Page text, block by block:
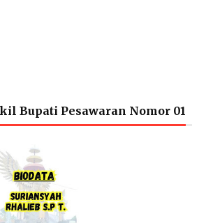
Bupati Pesawaran Nomor 01